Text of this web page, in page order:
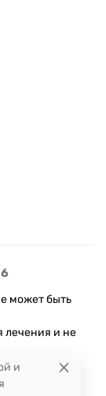
на
вода,
В РФ
месте,
может быть
лечения и не
и